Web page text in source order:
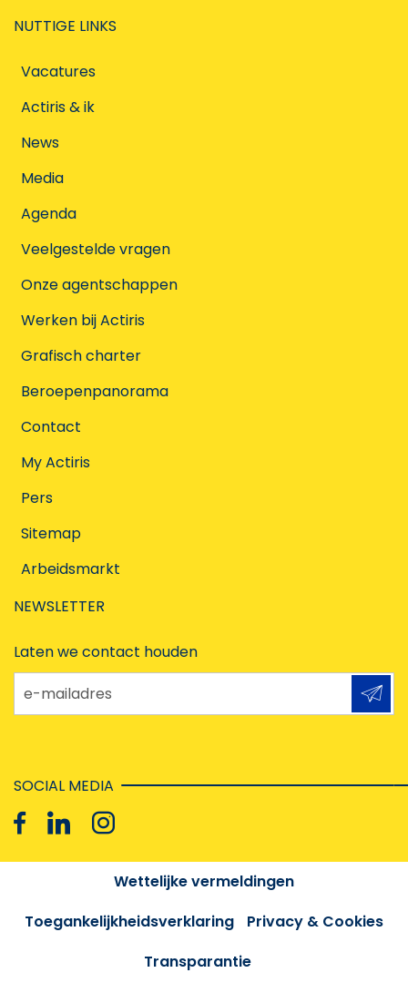
NUTTIGE LINKS
Vacatures
Actiris & ik
News
Media
Agenda
Veelgestelde vragen
Onze agentschappen
Werken bij Actiris
Grafisch charter
Beroepenpanorama
Contact
My Actiris
Pers
Sitemap
Arbeidsmarkt
NEWSLETTER
Laten we contact houden
e-mailadres
SOCIAL MEDIA
Wettelijke vermeldingen
Toegankelijkheidsverklaring
Privacy & Cookies
Transparantie